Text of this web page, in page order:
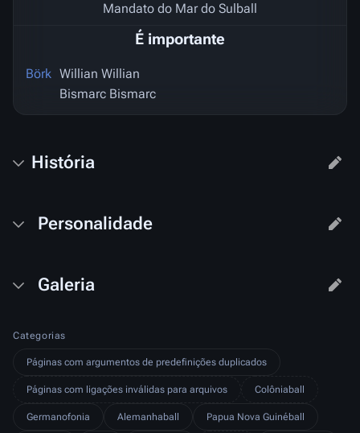
Mandato do Mar do Sulball
É importante
Börk Willian Willian
Bismarc Bismarc
História
Personalidade
Galeria
Categorias
Páginas com argumentos de predefinições duplicados
Páginas com ligações inválidas para arquivos Colôniaball
Germanofonia Alemanhaball Papua Nova Guinéball